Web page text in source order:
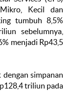
Kecil dan
tumbuh 8,5%
sebelumnya,
menjadi Rp43,5
simpanan
triliun pada